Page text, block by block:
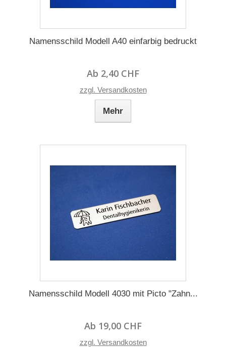
Namensschild Modell A40 einfarbig bedruckt
Ab 2,40 CHF
zzgl. Versandkosten
Mehr
Namensschild Modell 4030 mit Picto "Zahn...
Ab 19,00 CHF
zzgl. Versandkosten